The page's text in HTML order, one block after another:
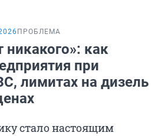
ПРОБЛЕМА
никакого»: как
при
лимитах на дизель
стало настоящим